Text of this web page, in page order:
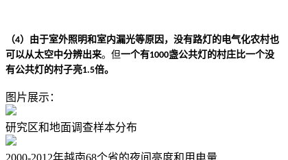
（4） 由于室外照明和室内漏光等原因， 没有路灯 的电气化农村也
可以从太空中分辨出来。 但一个有1000盏公共灯的村庄比一个没
有公共灯的村子亮1.5倍。
图片展示：
研究区和地面调查样本分布
2000-2012年越南68个省的夜间亮度和用电量